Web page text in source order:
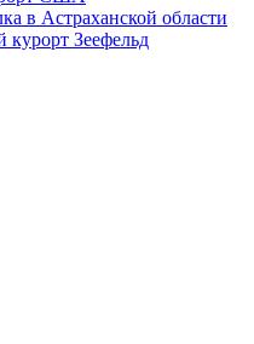
в Астраханской области
Зеефельд